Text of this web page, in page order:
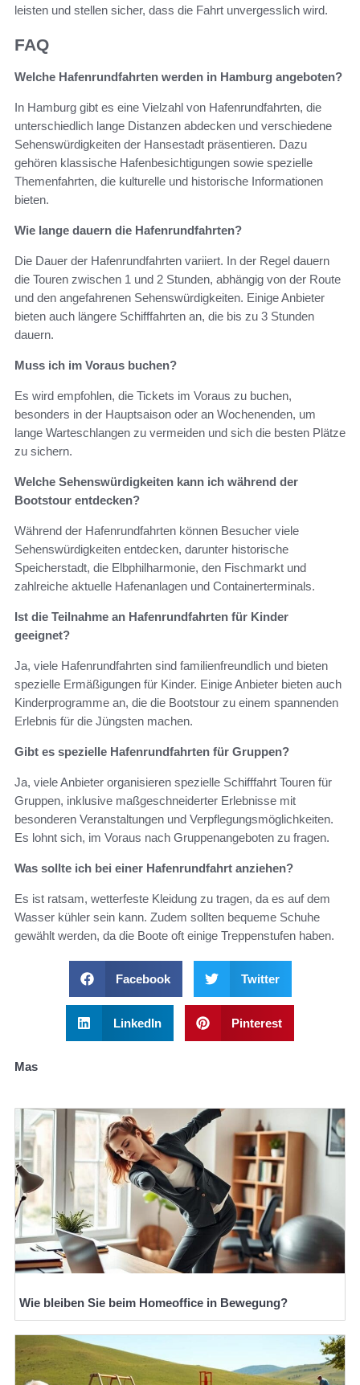
leisten und stellen sicher, dass die Fahrt unvergesslich wird.
FAQ
Welche Hafenrundfahrten werden in Hamburg angeboten?
In Hamburg gibt es eine Vielzahl von Hafenrundfahrten, die
unterschiedlich lange Distanzen abdecken und verschiedene
Sehenswürdigkeiten der Hansestadt präsentieren. Dazu
gehören klassische Hafenbesichtigungen sowie spezielle
Themenfahrten, die kulturelle und historische Informationen
bieten.
Wie lange dauern die Hafenrundfahrten?
Die Dauer der Hafenrundfahrten variiert. In der Regel dauern
die Touren zwischen 1 und 2 Stunden, abhängig von der Route
und den angefahrenen Sehenswürdigkeiten. Einige Anbieter
bieten auch längere Schifffahrten an, die bis zu 3 Stunden
dauern.
Muss ich im Voraus buchen?
Es wird empfohlen, die Tickets im Voraus zu buchen,
besonders in der Hauptsaison oder an Wochenenden, um
lange Warteschlangen zu vermeiden und sich die besten Plätze
zu sichern.
Welche Sehenswürdigkeiten kann ich während der
Bootstour entdecken?
Während der Hafenrundfahrten können Besucher viele
Sehenswürdigkeiten entdecken, darunter historische
Speicherstadt, die Elbphilharmonie, den Fischmarkt und
zahlreiche aktuelle Hafenanlagen und Containerterminals.
Ist die Teilnahme an Hafenrundfahrten für Kinder
geeignet?
Ja, viele Hafenrundfahrten sind familienfreundlich und bieten
spezielle Ermäßigungen für Kinder. Einige Anbieter bieten auch
Kinderprogramme an, die die Bootstour zu einem spannenden
Erlebnis für die Jüngsten machen.
Gibt es spezielle Hafenrundfahrten für Gruppen?
Ja, viele Anbieter organisieren spezielle Schifffahrt Touren für
Gruppen, inklusive maßgeschneiderter Erlebnisse mit
besonderen Veranstaltungen und Verpflegungsmöglichkeiten.
Es lohnt sich, im Voraus nach Gruppenangeboten zu fragen.
Was sollte ich bei einer Hafenrundfahrt anziehen?
Es ist ratsam, wetterfeste Kleidung zu tragen, da es auf dem
Wasser kühler sein kann. Zudem sollten bequeme Schuhe
gewählt werden, da die Boote oft einige Treppenstufen haben.
Facebook Twitter
LinkedIn Pinterest
Mas
Wie bleiben Sie beim Homeoffice in Bewegung?